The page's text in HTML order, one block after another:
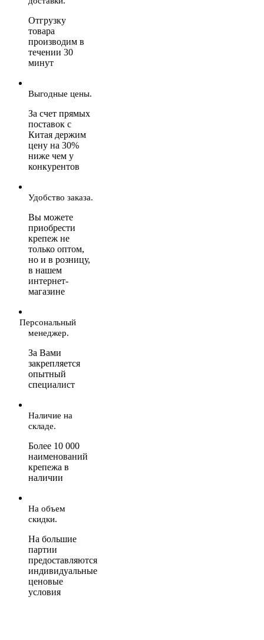
Отгрузку
товара
производим в
течении 30
минут
Выгодные цены.
За счет прямых
поставок с
Китая держим
цену на 30%
ниже чем у
конкурентов
Удобство заказа.
Вы можете
приобрести
крепеж не
только оптом,
но и в розницу,
в нашем
интернет-
магазине
Персональный
менеджер.
За Вами
закрепляется
опытный
специалист
Наличие на
складе.
Более 10 000
наименований
крепежа в
наличии
На объем
скидки.
На большие
партии
предоставляются
индивидуальные
ценовые
условия